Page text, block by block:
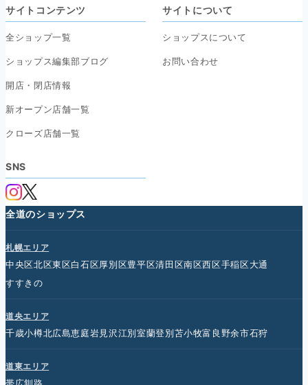
サイトコンテンツ
全ショップ一覧
ショップス編集部ブログ
開店・閉店情報
新オープン店舗一覧
クローズ店舗一覧
サイトについて
ショップスについて
お問い合わせ
SNS
全道のショップス
札幌エリア
中央区北区東区白石区厚別区豊平区清田区南区西区手稲区大通
すすきの
道央エリア
千歳小樽北広島恵庭岩見沢江別室蘭登別苫小牧富良野余市石狩
道東エリア